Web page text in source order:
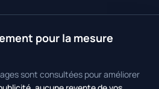
pour la mesure
sont consultées pour améliorer